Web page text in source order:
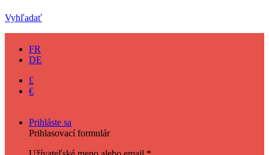
Vyhľadať
FR
DE
£
€
Prihláste sa
Prihlasovací formulár